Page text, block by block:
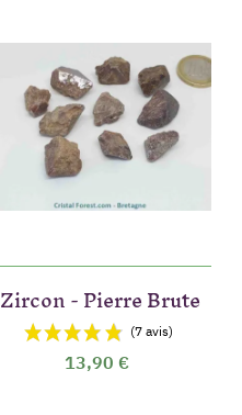
Zircon - Pierre Brute
13,90 €